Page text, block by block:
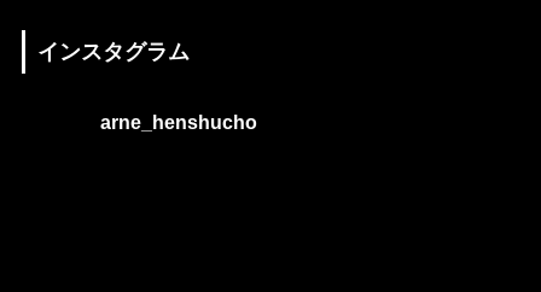
インスタグラム
arne_henshucho